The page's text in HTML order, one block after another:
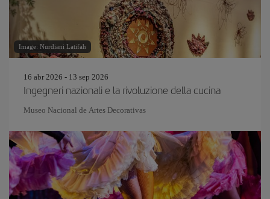
Image: Nurdiani Latifah
16 abr 2026 - 13 sep 2026
Ingegneri nazionali e la rivoluzione della cucina
Museo Nacional de Artes Decorativas